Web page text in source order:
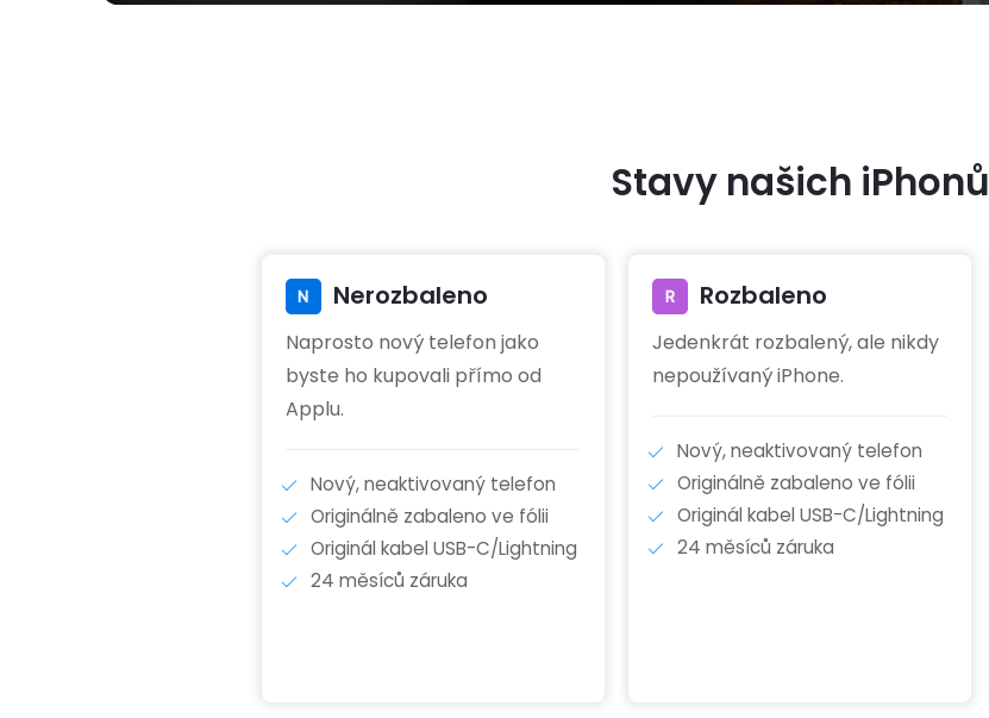
Stavy našich iPhonů
Nerozbaleno
Naprosto nový telefon jako
byste ho kupovali přímo od
Applu.
Nový, neaktivovaný telefon
Originálně zabaleno ve fólii
Originál kabel USB-C/Lightning
24 měsíců záruka
Rozbaleno
Jedenkrát rozbalený, ale nikdy
nepoužívaný iPhone.
Nový, neaktivovaný telefon
Originálně zabaleno ve fólii
Originál kabel USB-C/Lightning
24 měsíců záruka